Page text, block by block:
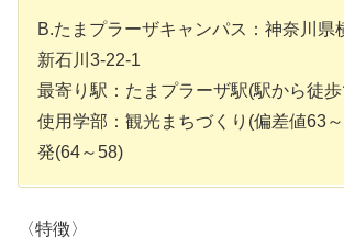
B.たまプラーザキャンパス：神奈川県
新石川3-22-1
最寄り駅：たまプラーザ駅(駅から徒
使用学部：観光まちづくり(偏差値63
発(64～58)
〈特徴〉